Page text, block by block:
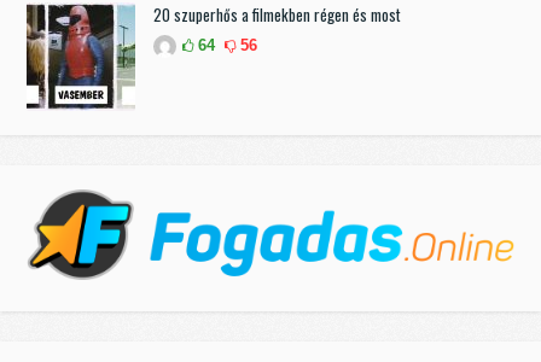
20 szuperhős a filmekben régen és most
64 56